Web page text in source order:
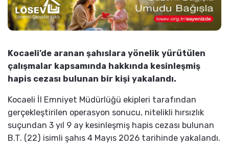
Kocaeli’de aranan şahıslara yönelik yürütülen
çalışmalar kapsamında hakkında kesinleşmiş
hapis cezası bulunan bir kişi yakalandı.
Kocaeli İl Emniyet Müdürlüğü ekipleri tarafından
gerçekleştirilen operasyon sonucu, nitelikli hırsızlık
suçundan 3 yıl 9 ay kesinleşmiş hapis cezası bulunan
B.T. (22) isimli şahıs 4 Mayıs 2026 tarihinde yakalandı.